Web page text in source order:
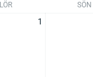
LÖR SÖN
1